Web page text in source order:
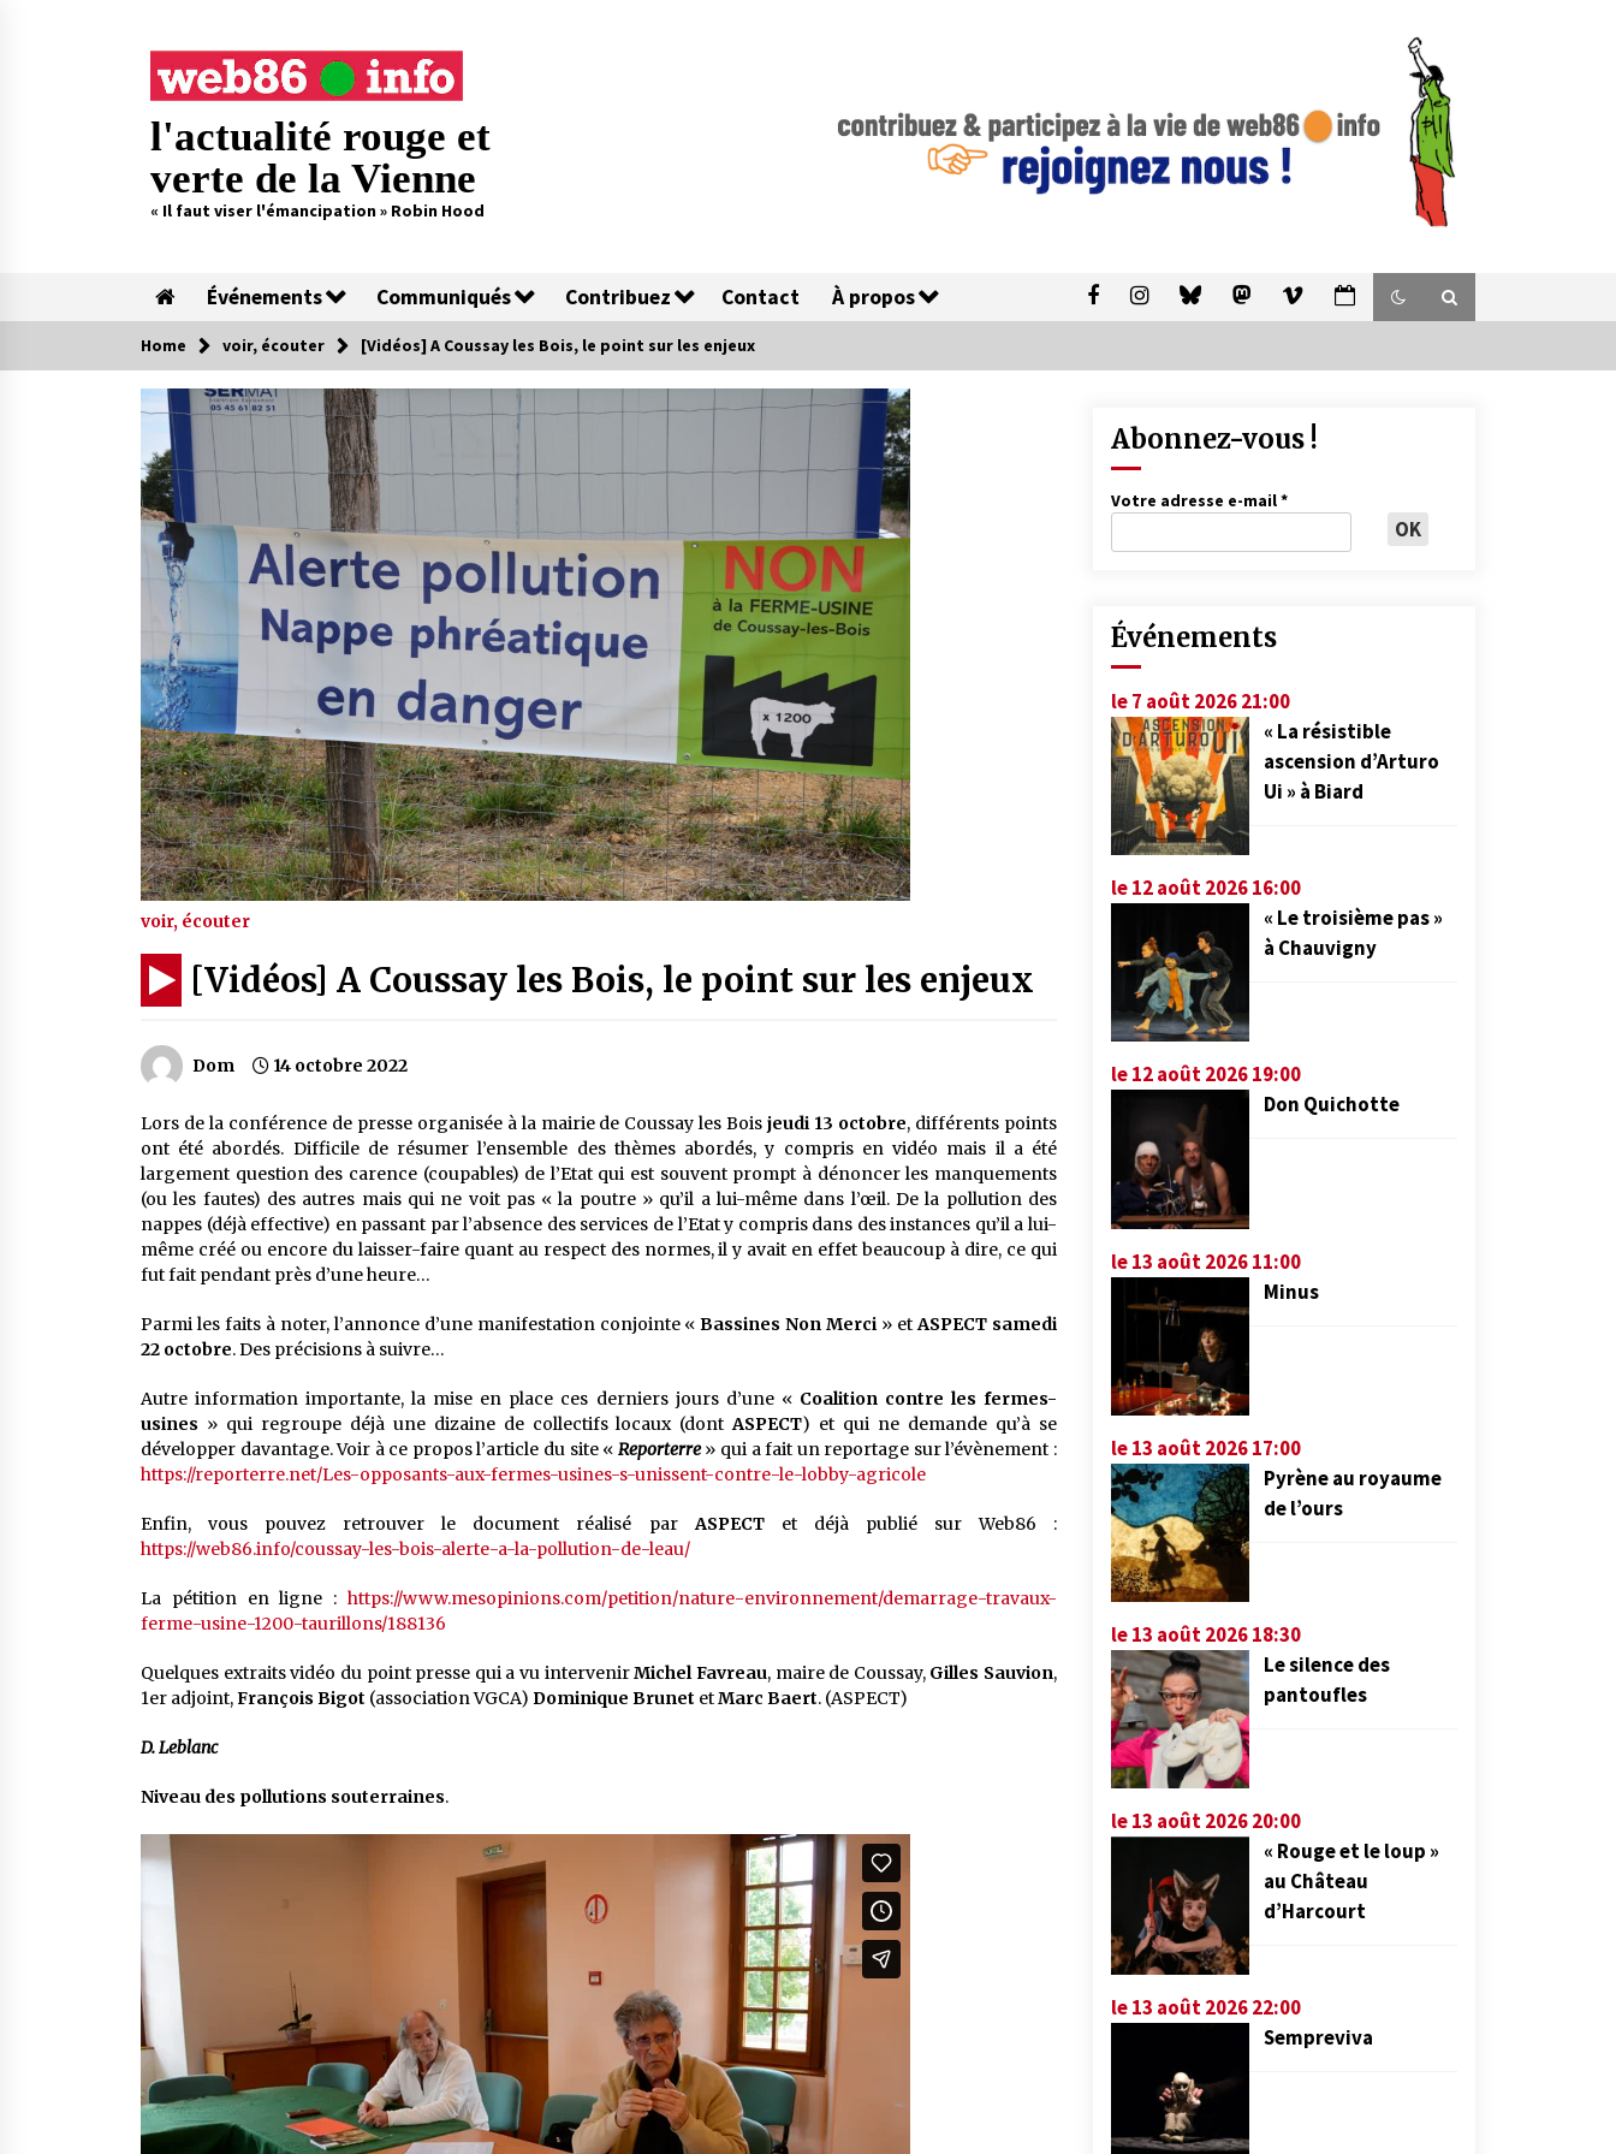
l'actualité rouge et
verte de la Vienne
« Il faut viser l'émancipation » Robin Hood
Événements Communiqués Contribuez Contact À propos
Home voir, écouter [Vidéos] A Coussay les Bois, le point sur les enjeux
voir, écouter
[Vidéos] A Coussay les Bois, le point sur les enjeux
Dom 14 octobre 2022
Lors de la conférence de presse organisée à la mairie de Coussay les Boisjeudi 13 octobre, différents points
ont été abordés. Difficile de résumer l’ensemble des thèmes abordés, y compris en vidéo mais il a été
largement question des carence (coupables) de l’Etat qui est souvent prompt à dénoncer les manquements
(ou les fautes) des autres mais qui ne voit pas « la poutre » qu’il a lui-même dans l’œil. De la pollution des
nappes (déjà effective) en passant par l’absence des services de l’Etat y compris dans des instances qu’il a lui-
même créé ou encore du laisser-faire quant au respect des normes, il y avait en effet beaucoup à dire, ce qui
fut fait pendant près d’une heure…
Parmi les faits à noter, l’annonce d’une manifestation conjointe «Bassines Non Merci » etASPECT samedi
22 octobre. Des précisions à suivre…
Autre information importante, la mise en place ces derniers jours d’une « Coalition contre les fermes-
usines » qui regroupe déjà une dizaine de collectifs locaux (dontASPECT) et qui ne demande qu’à se
développer davantage. Voir à ce propos l’article du site « Reporterre» qui a fait un reportage sur l’évènement :
https://reporterre.net/Les-opposants-aux-fermes-usines-s-unissent-contre-le-lobby-agricole
Enfin, vous pouvez retrouver le document réalisé parASPECTet déjà publié sur Web86 :
https://web86.info/coussay-les-bois-alerte-a-la-pollution-de-leau/
La pétition en ligne : https://www.mesopinions.com/petition/nature-environnement/demarrage-travaux-
ferme-usine-1200-taurillons/188136
Quelques extraits vidéo du point presse qui a vu intervenirMichel Favreau, maire de Coussay, Gilles Sauvion,
1er adjoint,François Bigot (association VGCA) Dominique Brunet etMarc Baert. (ASPECT)
D. Leblanc
Niveau des pollutions souterraines.
Abonnez-vous !
Votre adresse e-mail*
Événements
le 7 août 2026 21:00
« La résistible
ascension d’Arturo
Ui » à Biard
le 12 août 2026 16:00
« Le troisième pas »
à Chauvigny
le 12 août 2026 19:00
Don Quichotte
le 13 août 2026 11:00
Minus
le 13 août 2026 17:00
Pyrène au royaume
de l’ours
le 13 août 2026 18:30
Le silence des
pantoufles
le 13 août 2026 20:00
« Rouge et le loup »
au Château
d’Harcourt
le 13 août 2026 22:00
Sempreviva